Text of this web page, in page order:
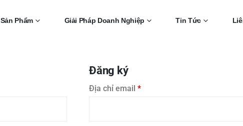
Sản Phẩm Giải Pháp Doanh Nghiệp Tin Tức
Đăng ký
Địa chỉ email *Bắt